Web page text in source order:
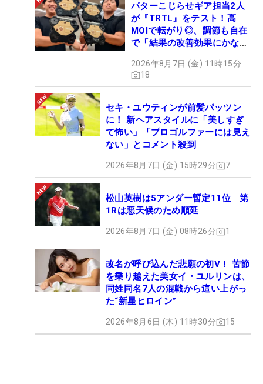
パターこじらせギア担当2人
が『TRTL』をテスト！高
MOIで転がり◎、調節も自在
で「結果の改善効果にかなり
2026年8月7日 (金) 11時15分
18
セキ・ユウティンが前髪パッツン
に！ 新ヘアスタイルに「美しすぎ
て怖い」「プロゴルファーには見え
ない」とコメント殺到
2026年8月7日 (金) 15時29分 7
松山英樹は5アンダー暫定11位 第
1Rは悪天候のため順延
2026年8月7日 (金) 08時26分 1
改名が呼び込んだ悲願の初V！ 苦節
を乗り越えた美女イ・ユルリンは、
同姓同名7人の混戦から這い上がっ
た“新星ヒロイン”
2026年8月6日 (木) 11時30分 15